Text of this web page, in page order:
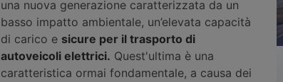
una nuova generazione caratterizzata da un
basso impatto ambientale, un’elevata capacità
di carico e sicure per il trasporto di
autoveicoli elettrici. Quest'ultima è una
caratteristica ormai fondamentale, a causa dei